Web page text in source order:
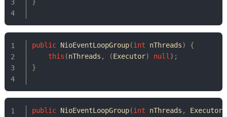
public NioEventLoopGroup(int nThreads)
{
this (nThreads , (Executor) null ) ;
}
public NioEventLoopGroup(int nThreads , Executor